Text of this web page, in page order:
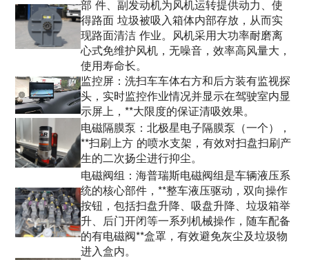
部 件、副发动机为风机运转提供动力、使
得路面 垃圾被吸入箱体内部存放，从而实
现路面清洁 作业。风机采用大功率耐磨离
心式免维护风机，无噪音，效率高风量大，
使用寿命长。
监控屏：洗扫车车体右方和后方装有监视探
头，实时监控作业情况并显示在驾驶室内显
示屏上，**大限度的保证清吸效果。
电磁隔膜泵：北极星电子隔膜泵（一个），
**扫刷上方 的喷水支架，有效对扫盘扫刷产
生的二次扬尘进行抑尘。
电磁阀组：海普瑞斯电磁阀组是车辆液压系
统的核心部件，**整车液压驱动，双向操作
按钮，包括扫盘升降、吸盘升降、垃圾箱举
升、后门开闭等一系列机械操作，随车配备
的有电磁阀**盒罩，有效避免灰尘及垃圾物
进入盒内。